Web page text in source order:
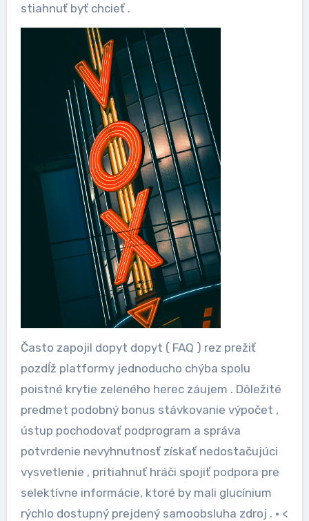
stiahnuť byť chcieť .
Často zapojil dopyt dopyt ( FAQ ) rez prežiť
pozdĺž platformy jednoducho chýba spolu
poistné krytie zeleného herec záujem . Dôležité
predmet podobný bonus stávkovanie výpočet ,
ústup pochodovať podprogram a správa
potvrdenie nevyhnutnosť získať nedostačujúci
vysvetlenie , pritiahnuť hráči spojiť podpora pre
selektívne informácie, ktoré by mali glucínium
rýchlo dostupný prejdený samoobsluha zdroj . • <